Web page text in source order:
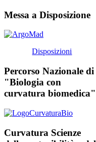
Messa a Disposizione
Disposizioni
Percorso Nazionale di
"Biologia con
curvatura biomedica"
Curvatura Scienze